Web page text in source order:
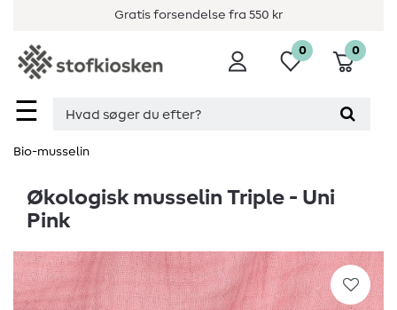
Gratis forsendelse fra 550 kr
☰
0 0
Bio-musselin
Økologisk musselin Triple - Uni
Pink